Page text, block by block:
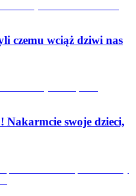
czemu wciąż dziwi nas
Nakarmcie swoje dzieci,